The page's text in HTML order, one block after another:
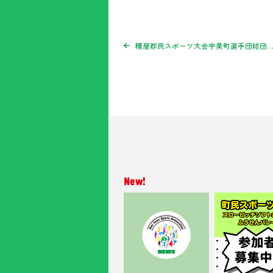
糟屋郡民スポーツ大会宇美町選手団結団式を行いました！
New!